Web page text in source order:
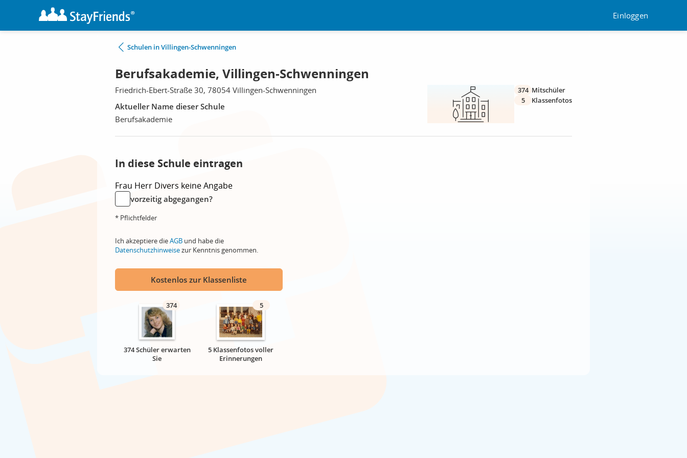
Einloggen
Schulen in Villingen-Schwenningen
Berufsakademie, Villingen-Schwenningen
Friedrich-Ebert-Straße 30, 78054 Villingen-Schwenningen
Aktueller Name dieser Schule
Berufsakademie
374 Mitschüler
5
Klassenfotos
In diese Schule eintragen
Frau Herr Divers keine Angabe
vorzeitig abgegangen?
* Pflichtfelder
Ich akzeptiere dieAGB und habe die
Datenschutzhinweisezur Kenntnis genommen.
Kostenlos zur Klassenliste
374
374 Schüler erwarten
Sie
5
5 Klassenfotos voller
Erinnerungen